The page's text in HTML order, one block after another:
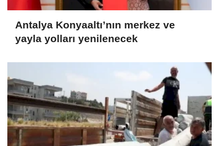
Antalya Konyaaltı’nın merkez ve
yayla yolları yenilenecek